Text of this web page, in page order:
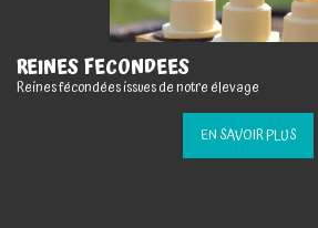
REINES FECONDEES
Reines fécondées issues de notre élevage
EN SAVOIR PLUS